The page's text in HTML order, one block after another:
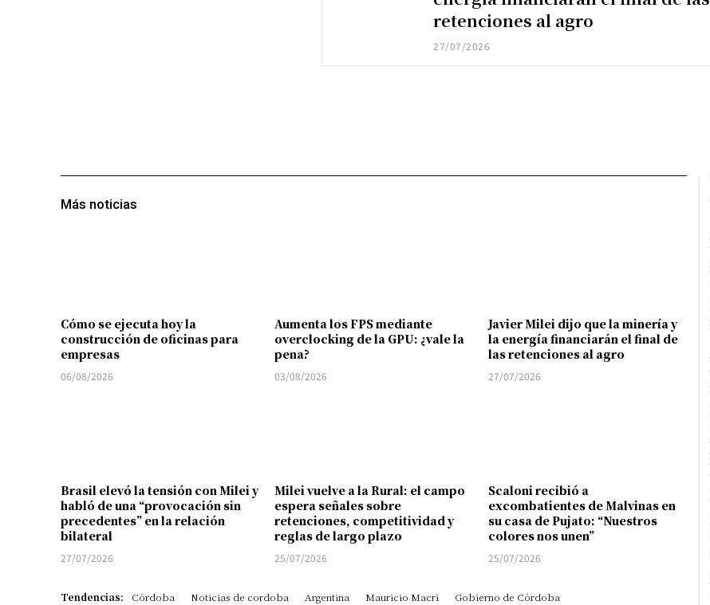
retenciones al agro
27/07/2026
Más noticias
Cómo se ejecuta hoy la
construcción de oficinas para
empresas
06/08/2026
Aumenta los FPS mediante
overclocking de la GPU: ¿vale la
pena?
03/08/2026
Javier Milei dijo que la minería y
la energía financiarán el final de
las retenciones al agro
27/07/2026
Brasil elevó la tensión con Milei y
habló de una “provocación sin
precedentes” en la relación
bilateral
27/07/2026
Milei vuelve a la Rural: el campo
espera señales sobre
retenciones, competitividad y
reglas de largo plazo
25/07/2026
Scaloni recibió a
excombatientes de Malvinas en
su casa de Pujato: “Nuestros
colores nos unen”
25/07/2026
Tendencias: Córdoba Noticias de cordoba Argentina Mauricio Macri Gobierno de Córdoba